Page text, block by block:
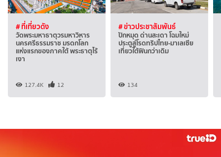
# ที่เที่ยวดัง
วัดพระมหาธาตุวรมหาวิหาร
นครศรีธรรมราช มรดกโลก
แห่งแรกของภาคใต้ พระธาตุไร้
เงา
127.4K 12
# ข่าวประชาสัมพันธ์
ปักหมุด ด่านสะเดา โฉมใหม่
ประตูสู่โรดทริปไทย-มาเลเซีย
เที่ยวใต้ฟินกว่าเดิม
134